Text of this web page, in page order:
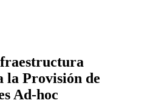
Provisión de
Ad-hoc